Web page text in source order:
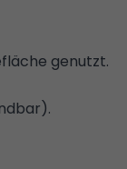
genutzt.